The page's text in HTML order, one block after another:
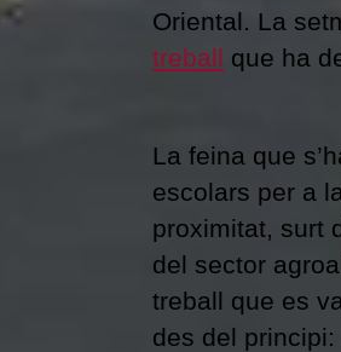
Oriental. La
treball que ha
La feina que
escolars per a
proximitat, surt
del sector
treball que es
des del